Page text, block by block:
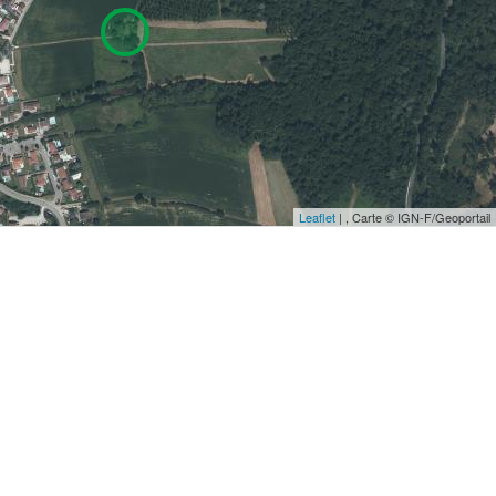
Leaflet | , Carte © IGN-F/Geoportail